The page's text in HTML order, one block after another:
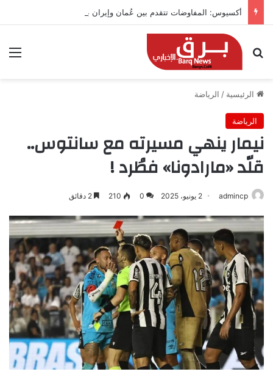
أكسيوس: المفاوضات تتقدم بين عُمان وإيران بشأن هرمز
بحث عن
الرئيسية / الرياضة
الرياضة
نيمار ينهي مسيرته مع سانتوس..
قلّد «مارادونا» فطُرد !
admincp 2 يونيو، 2025 0
210